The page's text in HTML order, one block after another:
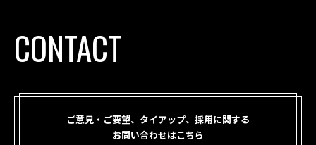
CONTACT
ご意見・ご要望、タイアップ、採用に関する
お問い合わせはこちら